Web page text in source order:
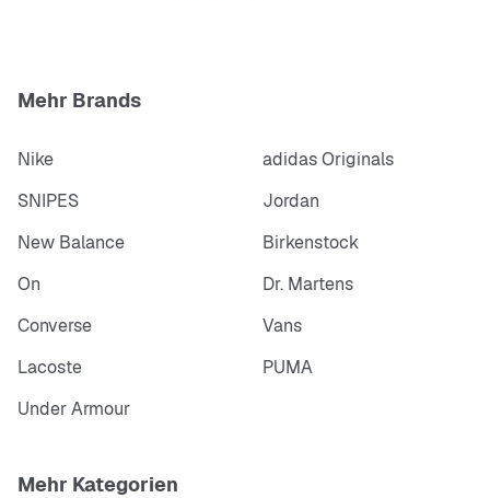
Hier zur Übersicht (PDF)
Mehr Brands
Nike
adidas Originals
SNIPES
Jordan
New Balance
Birkenstock
On
Dr. Martens
Converse
Vans
Lacoste
PUMA
Under Armour
Mehr Kategorien